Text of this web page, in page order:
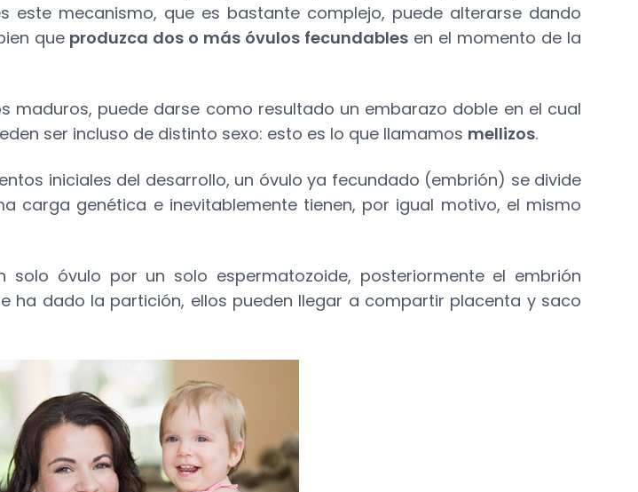
mecanismo, que es bastante complejo, puede alterarse dando
que produzca dos o más óvulos fecundables en el momento de la
maduros, puede darse como resultado un embarazo doble en el cual
ser incluso de distinto sexo: esto es lo que llamamos mellizos.
iniciales del desarrollo, un óvulo ya fecundado (embrión) se divide
carga genética e inevitablemente tienen, por igual motivo, el mismo
óvulo por un solo espermatozoide, posteriormente el embrión
ha dado la partición, ellos pueden llegar a compartir placenta y saco